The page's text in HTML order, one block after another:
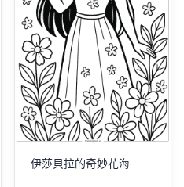
伊莎貝拉的奇妙花海